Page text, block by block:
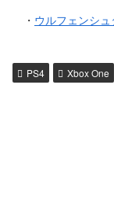
・ ウルフェンシ
PS4 Xbox One